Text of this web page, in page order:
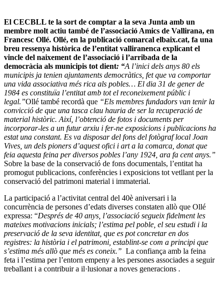
El CECBLL te la sort de comptar a la seva Junta amb un
membre molt actiu també de l’associació Amics de Vallirana, en
Francesc Ollé. Ollé, en la publicació comarcal elbaix.cat, fa una
breu ressenya històrica de l’entitat valliranenca explicant el
vincle del naixement de l’associació i l’arribada de la
democràcia als municipis tot dient: “A l’inici dels anys 80 els
municipis ja tenien ajuntaments democràtics, fet que va comportar
una vida associativa més rica als pobles… El dia 31 de gener de
1984 es constituïa l’entitat amb tot el reconeixement públic i
legal.”Ollé també recordà que “Els membres fundadors van tenir la
convicció de que una tasca clau hauria de ser la recuperació de
material històric. Així, l’obtenció de fotos i documents per
incorporar-les a un futur arxiu i fer-ne exposicions i publicacions ha
estat una constant. Es va disposar del fons del fotògraf local Joan
Vives, un dels pioners d’aquest ofici i art a la comarca, donat que
feia aquesta feina per diversos pobles l’any 1924, ara fa cent anys.”
Sobre la base de la conservació de fons documentals, l’entitat ha
promogut publicacions, conferències i exposicions tot vetllant per la
conservació del patrimoni material i immaterial.
La participació a l’activitat central del 40è aniversari i la
concurrència de persones d’edats diverses constaten allò que Ollé
expressa: “Després de 40 anys, l’associació segueix fidelment les
mateixes motivacions inicials; l’estima pel poble, el seu estudi i la
preservació de la seva identitat, que es pot concretar en dos
registres: la història i el patrimoni, establint-se com a principi que
s’estima més allò que més es coneix.” La confiança amb la feina
feta i l’estima per l’entorn empeny a les persones associades a seguir
treballant i a contribuir a il·lusionar a noves generacions .